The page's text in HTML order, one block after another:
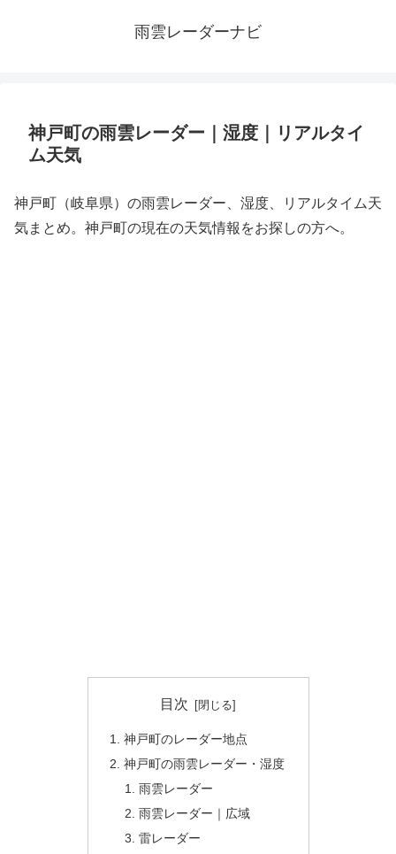
雨雲レーダーナビ
神戸町の雨雲レーダー｜湿度｜リアルタイ
ム天気
神戸町（岐阜県）の雨雲レーダー、湿度、リアルタイム天
気まとめ。神戸町の現在の天気情報をお探しの方へ。
目次
神戸町のレーダー地点
神戸町の雨雲レーダー・湿度
雨雲レーダー
雨雲レーダー｜広域
雷レーダー